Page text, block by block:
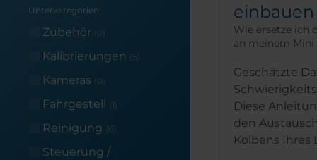
Unterkategorien:
Zubehör (0)
Kalibrierungen (5)
Kameras (0)
Fahrgestell (1)
Reinigung (6)
Steuerung /
einbauen
Wie ersetze ich
an meinem Mini
Geschätzte
Diese
den
Kolbens Ihres